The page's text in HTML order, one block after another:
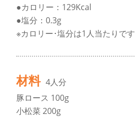
●カロリー：129Kcal
●塩分：0.3g
※カロリー･塩分は1人当たりです
材料 4人分
豚ロース 100g
小松菜 200g